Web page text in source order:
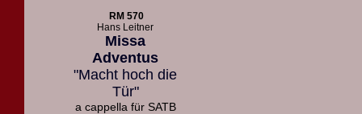
RM 570
Hans Leitner
Missa
Adventus
"Macht hoch die
Tür"
a cappella für SATB